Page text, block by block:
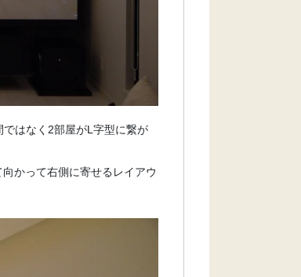
はなく2部屋がL字型に繋が
かって右側に寄せるレイアウ